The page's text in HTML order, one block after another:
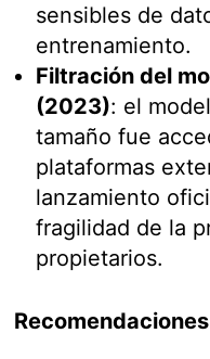
sensibles de
entrenamiento.
Filtración del
(2023): el
tamaño fue
plataformas
lanzamiento
fragilidad de la
propietarios.